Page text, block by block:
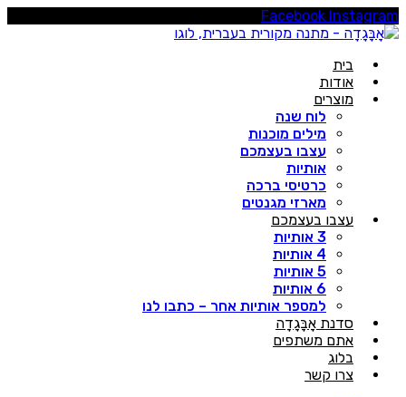
Facebook
בית
אודות
מוצרים
לוח שנה
מילים מוכנות
עצבו בעצמכם
אותיות
כרטיסי ברכה
מארזי מגנטים
עצבו בעצמכם
3 אותיות
4 אותיות
5 אותיות
6 אותיות
למספר אותיות אחר – כתבו לנו
סדנת אָבָּגָדָה
אתם משתפים
בלוג
צרו קשר